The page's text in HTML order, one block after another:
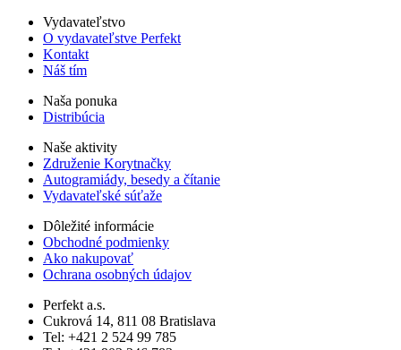
Vydavateľstvo
O vydavateľstve Perfekt
Kontakt
Náš tím
Naša ponuka
Distribúcia
Naše aktivity
Združenie Korytnačky
Autogramiády, besedy a čítanie
Vydavateľské súťaže
Dôležité informácie
Obchodné podmienky
Ako nakupovať
Ochrana osobných údajov
Perfekt a.s.
Cukrová 14, 811 08 Bratislava
Tel: +421 2 524 99 785